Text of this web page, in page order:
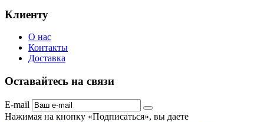
Клиенту
О нас
Контакты
Доставка
Оставайтесь на связи
E-mail
Нажимая на кнопку «Подписаться», вы даете